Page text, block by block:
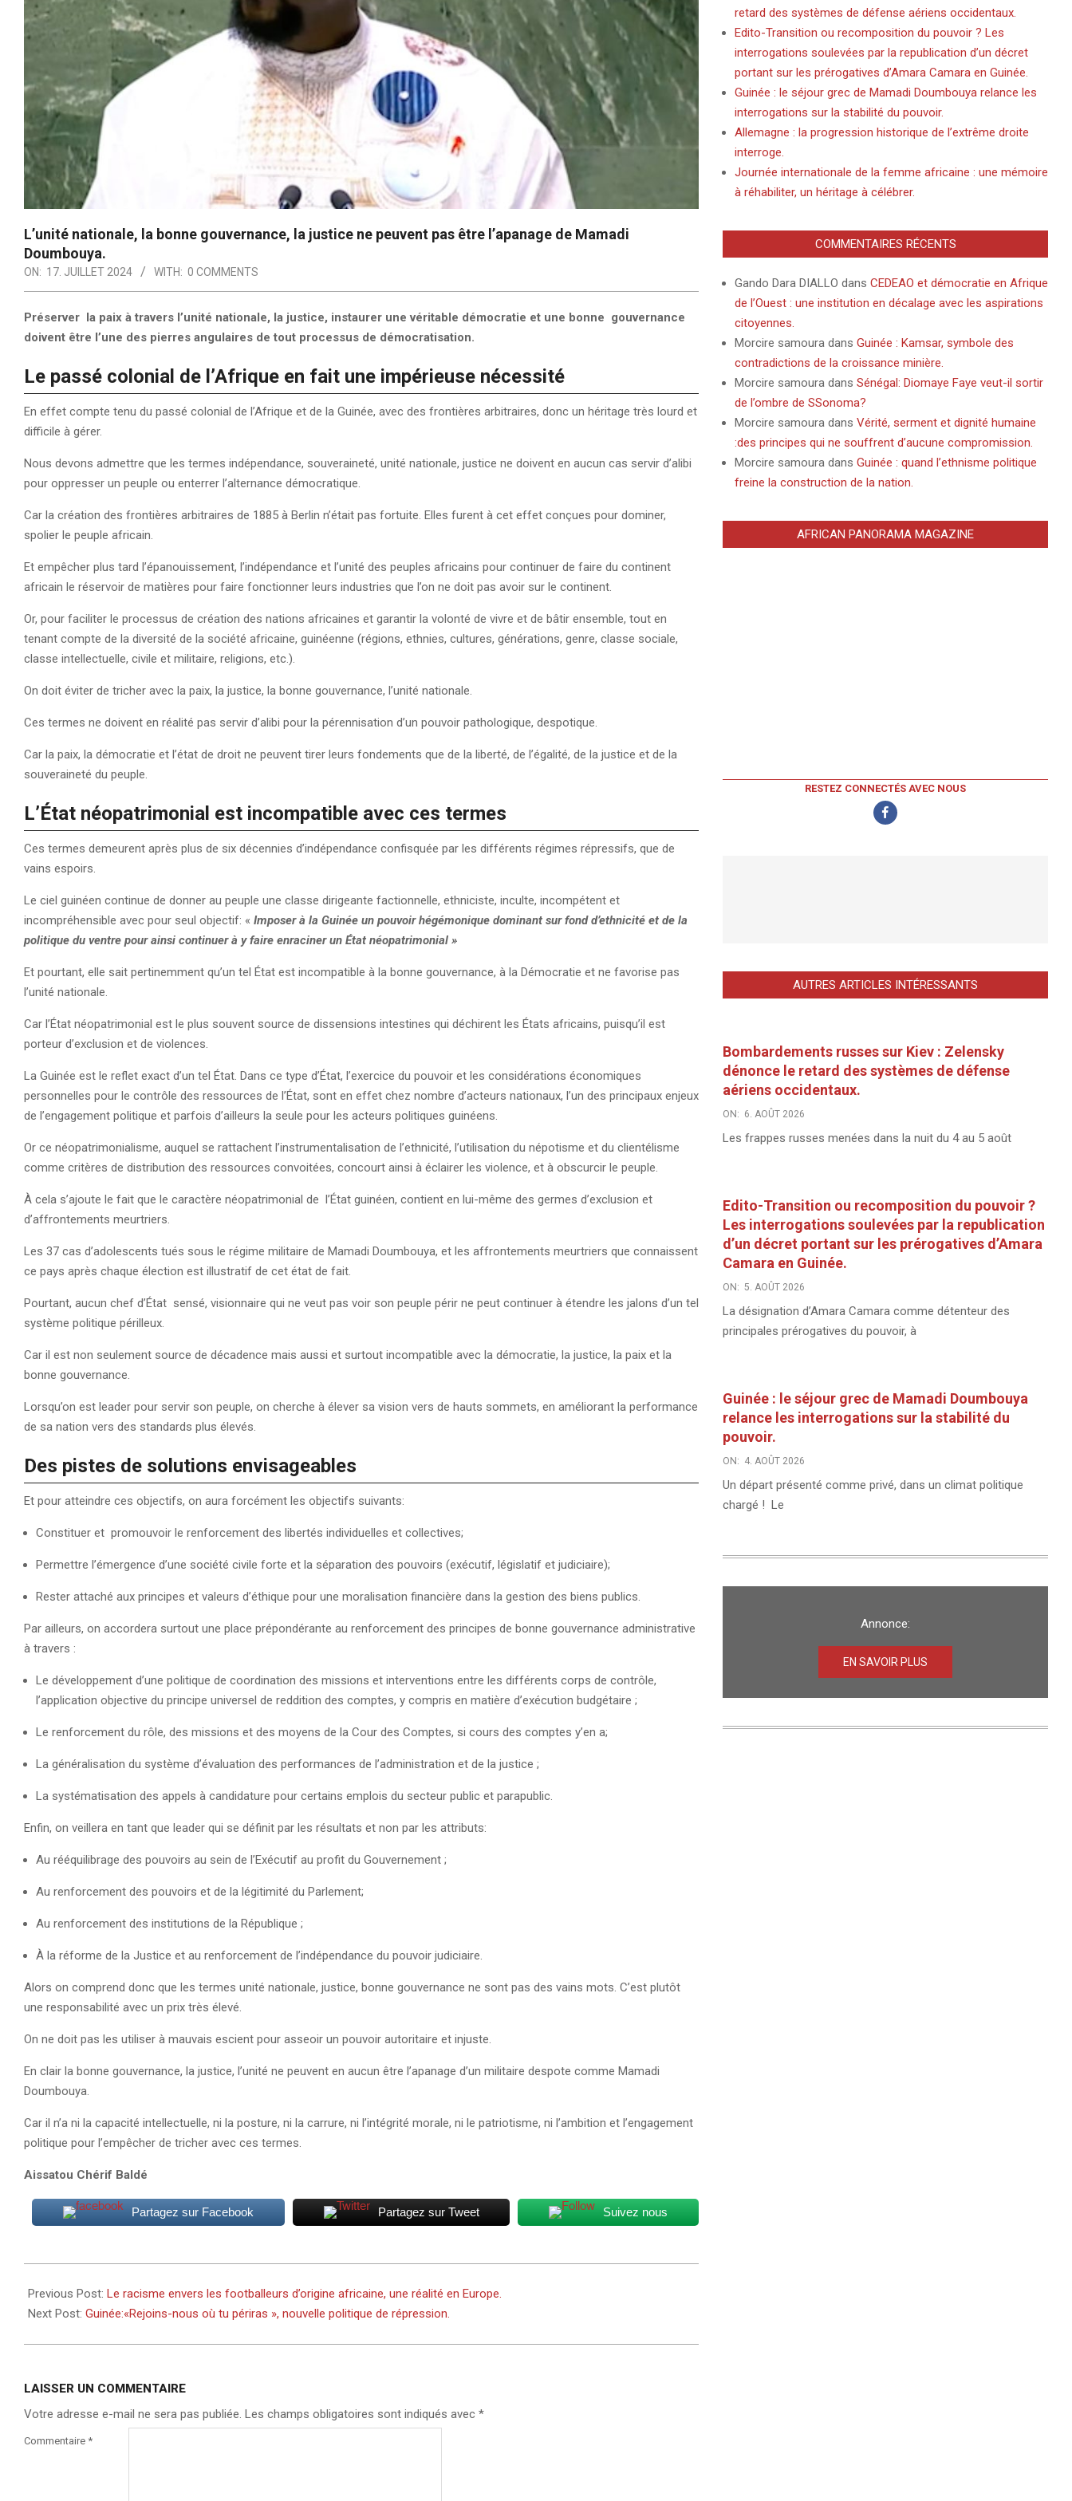
L’unité nationale, la bonne gouvernance, la justice ne peuvent pas être l’apanage de Mamadi
Doumbouya.
ON: 17. JUILLET 2024 WITH: 0 COMMENTS
Préserver la paix à travers l’unité nationale, la justice, instaurer une véritable démocratie et une bonne gouvernance
doivent être l’une des pierres angulaires de tout processus de démocratisation.
Le passé colonial de l’Afrique en fait une impérieuse nécessité
En effet compte tenu du passé colonial de l’Afrique et de la Guinée, avec des frontières arbitraires, donc un héritage très lourd et
difficile à gérer.
Nous devons admettre que les termes indépendance, souveraineté, unité nationale, justice ne doivent en aucun cas servir d’alibi
pour oppresser un peuple ou enterrer l’alternance démocratique.
Car la création des frontières arbitraires de 1885 à Berlin n’était pas fortuite. Elles furent à cet effet conçues pour dominer,
spolier le peuple africain.
Et empêcher plus tard l’épanouissement, l’indépendance et l’unité des peuples africains pour continuer de faire du continent
africain le réservoir de matières pour faire fonctionner leurs industries que l’on ne doit pas avoir sur le continent.
Or, pour faciliter le processus de création des nations africaines et garantir la volonté de vivre et de bâtir ensemble, tout en
tenant compte de la diversité de la société africaine, guinéenne (régions, ethnies, cultures, générations, genre, classe sociale,
classe intellectuelle, civile et militaire, religions, etc.).
On doit éviter de tricher avec la paix, la justice, la bonne gouvernance, l’unité nationale.
Ces termes ne doivent en réalité pas servir d’alibi pour la pérennisation d’un pouvoir pathologique, despotique.
Car la paix, la démocratie et l’état de droit ne peuvent tirer leurs fondements que de la liberté, de l’égalité, de la justice et de la
souveraineté du peuple.
L’État néopatrimonial est incompatible avec ces termes
Ces termes demeurent après plus de six décennies d’indépendance confisquée par les différents régimes répressifs, que de
vains espoirs.
Le ciel guinéen continue de donner au peuple une classe dirigeante factionnelle, ethniciste, inculte, incompétent et
incompréhensible avec pour seul objectif: « Imposer à la Guinée un pouvoir hégémonique dominant sur fond d’ethnicité et de la
politique du ventre pour ainsi continuer à y faire enraciner un État néopatrimonial »
Et pourtant, elle sait pertinemment qu’un tel État est incompatible à la bonne gouvernance, à la Démocratie et ne favorise pas
l’unité nationale.
Car l’État néopatrimonial est le plus souvent source de dissensions intestines qui déchirent les États africains, puisqu’il est
porteur d’exclusion et de violences.
La Guinée est le reflet exact d’un tel État. Dans ce type d’État, l’exercice du pouvoir et les considérations économiques
personnelles pour le contrôle des ressources de l’État, sont en effet chez nombre d’acteurs nationaux, l’un des principaux enjeux
de l’engagement politique et parfois d’ailleurs la seule pour les acteurs politiques guinéens.
Or ce néopatrimonialisme, auquel se rattachent l’instrumentalisation de l’ethnicité, l’utilisation du népotisme et du clientélisme
comme critères de distribution des ressources convoitées, concourt ainsi à éclairer les violence, et à obscurcir le peuple.
À cela s’ajoute le fait que le caractère néopatrimonial de l’État guinéen, contient en lui-même des germes d’exclusion et
d’affrontements meurtriers.
Les 37 cas d’adolescents tués sous le régime militaire de Mamadi Doumbouya, et les affrontements meurtriers que connaissent
ce pays après chaque élection est illustratif de cet état de fait.
Pourtant, aucun chef d’État sensé, visionnaire qui ne veut pas voir son peuple périr ne peut continuer à étendre les jalons d’un tel
système politique périlleux.
Car il est non seulement source de décadence mais aussi et surtout incompatible avec la démocratie, la justice, la paix et la
bonne gouvernance.
Lorsqu’on est leader pour servir son peuple, on cherche à élever sa vision vers de hauts sommets, en améliorant la performance
de sa nation vers des standards plus élevés.
Des pistes de solutions envisageables
Et pour atteindre ces objectifs, on aura forcément les objectifs suivants:
Constituer et promouvoir le renforcement des libertés individuelles et collectives;
Permettre l’émergence d’une société civile forte et la séparation des pouvoirs (exécutif, législatif et judiciaire);
Rester attaché aux principes et valeurs d’éthique pour une moralisation financière dans la gestion des biens publics.
Par ailleurs, on accordera surtout une place prépondérante au renforcement des principes de bonne gouvernance administrative
à travers :
Le développement d’une politique de coordination des missions et interventions entre les différents corps de contrôle,
l’application objective du principe universel de reddition des comptes, y compris en matière d’exécution budgétaire ;
Le renforcement du rôle, des missions et des moyens de la Cour des Comptes, si cours des comptes y’en a;
La généralisation du système d’évaluation des performances de l’administration et de la justice ;
La systématisation des appels à candidature pour certains emplois du secteur public et parapublic.
Enfin, on veillera en tant que leader qui se définit par les résultats et non par les attributs:
Au rééquilibrage des pouvoirs au sein de l’Exécutif au profit du Gouvernement ;
Au renforcement des pouvoirs et de la légitimité du Parlement;
Au renforcement des institutions de la République ;
À la réforme de la Justice et au renforcement de l’indépendance du pouvoir judiciaire.
Alors on comprend donc que les termes unité nationale, justice, bonne gouvernance ne sont pas des vains mots. C’est plutôt
une responsabilité avec un prix très élevé.
On ne doit pas les utiliser à mauvais escient pour asseoir un pouvoir autoritaire et injuste.
En clair la bonne gouvernance, la justice, l’unité ne peuvent en aucun être l’apanage d’un militaire despote comme Mamadi
Doumbouya.
Car il n’a ni la capacité intellectuelle, ni la posture, ni la carrure, ni l’intégrité morale, ni le patriotisme, ni l’ambition et l’engagement
politique pour l’empêcher de tricher avec ces termes.
Aissatou Chérif Baldé
Partagez sur Facebook Partagez sur Tweet Suivez nous
07-
17
Previous Post: Le racisme envers les footballeurs d’origine africaine, une réalité en Europe.
Next Post: Guinée:«Rejoins-nous où tu périras », nouvelle politique de répression.
LAISSER UN COMMENTAIRE
Votre adresse e-mail ne sera pas publiée. Les champs obligatoires sont indiqués avec *
Commentaire *
retard des systèmes de défense aériens occidentaux.
Edito-Transition ou recomposition du pouvoir ? Les
interrogations soulevées par la republication d’un décret
portant sur les prérogatives d’Amara Camara en Guinée.
Guinée : le séjour grec de Mamadi Doumbouya relance les
interrogations sur la stabilité du pouvoir.
Allemagne : la progression historique de l’extrême droite
interroge.
Journée internationale de la femme africaine : une mémoire
à réhabiliter, un héritage à célébrer.
COMMENTAIRES RÉCENTS
Gando Dara DIALLO dans CEDEAO et démocratie en Afrique
de l’Ouest : une institution en décalage avec les aspirations
citoyennes.
Morcire samoura dans Guinée : Kamsar, symbole des
contradictions de la croissance minière.
Morcire samoura dans Sénégal: Diomaye Faye veut-il sortir
de l’ombre de SSonoma?
Morcire samoura dans Vérité, serment et dignité humaine
:des principes qui ne souffrent d’aucune compromission.
Morcire samoura dans Guinée : quand l’ethnisme politique
freine la construction de la nation.
AFRICAN PANORAMA MAGAZINE
RESTEZ CONNECTÉS AVEC NOUS
AUTRES ARTICLES INTÉRESSANTS
Bombardements russes sur Kiev : Zelensky
dénonce le retard des systèmes de défense
aériens occidentaux.
ON: 6. AOÛT 2026
Les frappes russes menées dans la nuit du 4 au 5 août
Edito-Transition ou recomposition du pouvoir ?
Les interrogations soulevées par la republication
d’un décret portant sur les prérogatives d’Amara
Camara en Guinée.
ON: 5. AOÛT 2026
La désignation d’Amara Camara comme détenteur des
principales prérogatives du pouvoir, à
Guinée : le séjour grec de Mamadi Doumbouya
relance les interrogations sur la stabilité du
pouvoir.
ON: 4. AOÛT 2026
Un départ présenté comme privé, dans un climat politique
chargé ! Le
Annonce:
EN SAVOIR PLUS